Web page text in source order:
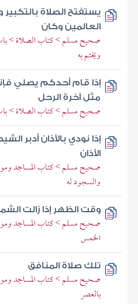
يستفتح الصلاة بالتكبير
العالمين وكان
صحيح مسلم > كتاب الصلاة >
ويختم به
إذا قام أحدكم يصلي
مثل آخرة الرحل
صحيح مسلم > كتاب الصلاة >
إذا نودي بالأذان أدبر
الأذان
صحيح مسلم > كتاب المساجد
والسجود له
وقت الظهر إذا زالت
صحيح مسلم > كتاب المساجد
الخمس
تلك صلاة المنافق
صحيح مسلم > كتاب المساجد
بالعصر